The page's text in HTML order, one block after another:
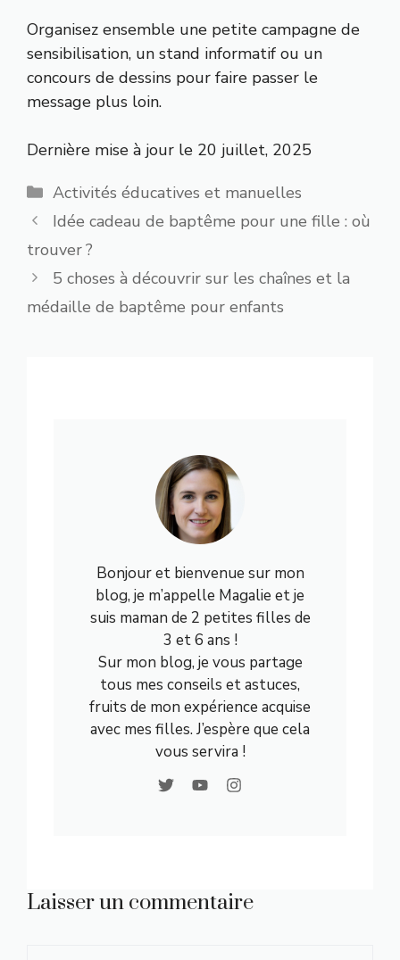
Organisez ensemble une petite campagne de
sensibilisation, un stand informatif ou un
concours de dessins pour faire passer le
message plus loin.
Dernière mise à jour le 20 juillet, 2025
Catégories
Activités éducatives et manuelles
Idée cadeau de baptême pour une fille : où
trouver ?
5 choses à découvrir sur les chaînes et la
médaille de baptême pour enfants
Bonjour et bienvenue sur mon
blog, je m’appelle Magalie et je
suis maman de 2 petites filles de
3 et 6 ans !
Sur mon blog, je vous partage
tous mes conseils et astuces,
fruits de mon expérience acquise
avec mes filles. J’espère que cela
vous servira !
Laisser un commentaire